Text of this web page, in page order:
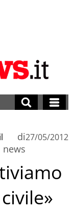
di
news
il 27/05/2012